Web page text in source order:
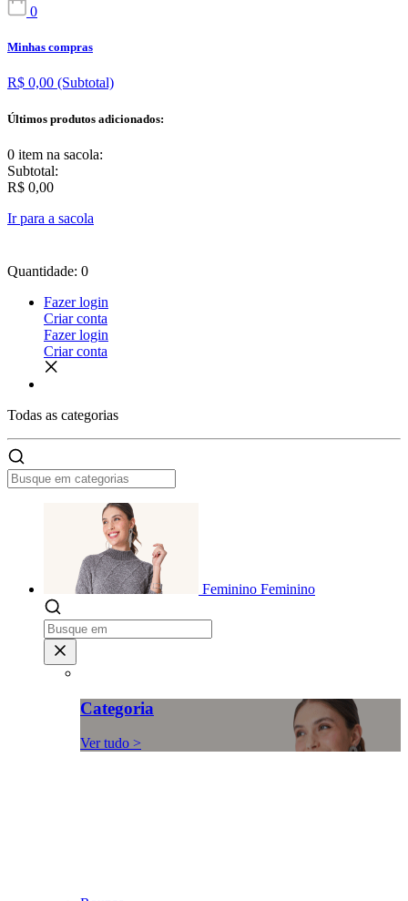
0
Minhas compras
R$ 0,00 (Subtotal)
Últimos produtos adicionados:
0 item na sacola:
Subtotal:
R$ 0,00
Ir para a sacola
Quantidade: 0
Fazer login
Criar conta
Fazer login
Criar conta
Todas as categorias
Feminino Feminino
Categoria
Ver tudo >